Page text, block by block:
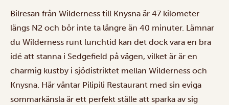
Bilresan från Wilderness till Knysna är 47 kilometer
längs N2 och bör inte ta längre än 40 minuter. Lämnar
du Wilderness runt lunchtid kan det dock vara en bra
idé att stanna i Sedgefield på vägen, vilket är är en
charmig kustby i sjödistriktet mellan Wilderness och
Knysna. Här väntar Pilipili Restaurant med sin eviga
sommarkänsla är ett perfekt ställe att sparka av sig